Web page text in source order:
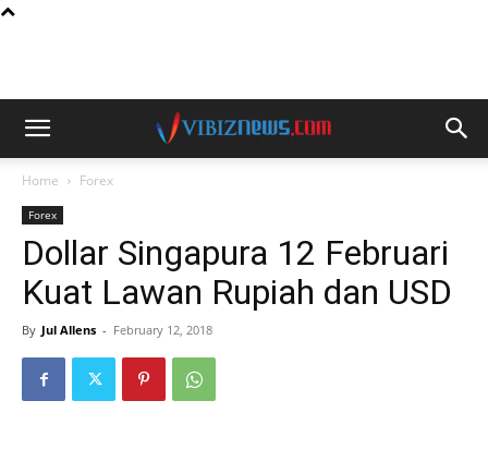
Home Forex
Forex
Dollar Singapura 12 Februari
Kuat Lawan Rupiah dan USD
By Jul Allens - February 12, 2018